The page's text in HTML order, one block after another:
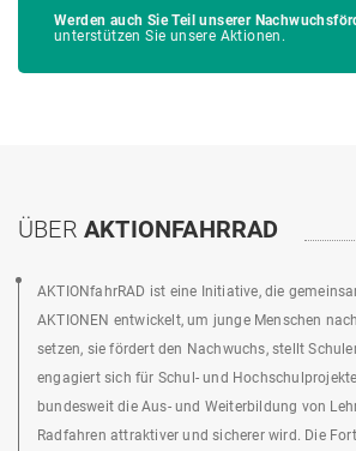
Werden auch Sie Teil unserer
unterstützen Sie unsere Aktionen.
ÜBER AKTIONFAHRRAD
AKTIONfahrRAD ist eine Initiative, die
AKTIONEN entwickelt, um junge Menschen
setzen, sie fördert den Nachwuchs, stellt
engagiert sich für Schul- und
bundesweit die Aus- und Weiterbildung von
Radfahren attraktiver und sicherer wird. Die